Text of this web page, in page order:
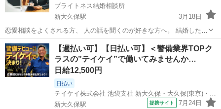
ブライトネス結婚相談所
新大久保駅
3月18日
恋愛相談をよくされる方、 人の話を聞くのが好きな方へ。 結婚したい
方をサポートする 「婚活カウンセラー（仲人）」を募集しています。
人の幸せを応援できる、やりがいのあるお仕事です。 未経験の方でも
大丈夫です。 活動の流...
東京 新宿区 新大久保駅 その他 恋愛相談
【週払い可】【日払い可】＜警備業界TOPク
ラスの”テイケイ”で働いてみませんか…
日給12,500円
日払い
テイケイ株式会社 池袋支社 新大久保・大久保(東京)・四ツ谷エリア(2)
新大久保駅
提携サイト 7月24日